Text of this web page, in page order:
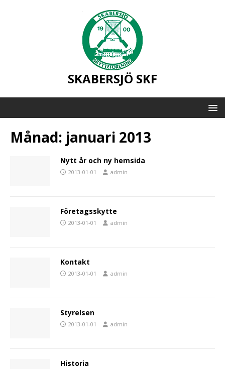
SKABERSJÖ SKF
Månad: januari 2013
Nytt år och ny hemsida
2013-01-01 admin
Företagsskytte
2013-01-01 admin
Kontakt
2013-01-01 admin
Styrelsen
2013-01-01 admin
Historia